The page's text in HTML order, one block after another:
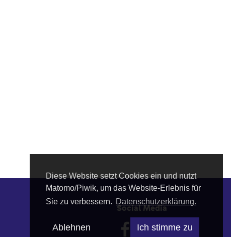
Diese Website setzt Cookies ein und nutzt
Matomo/Piwik, um das Website-Erlebnis für
Sie zu verbessern. Datenschutzerklärung.
Ablehnen Ich stimme zu
Social Media